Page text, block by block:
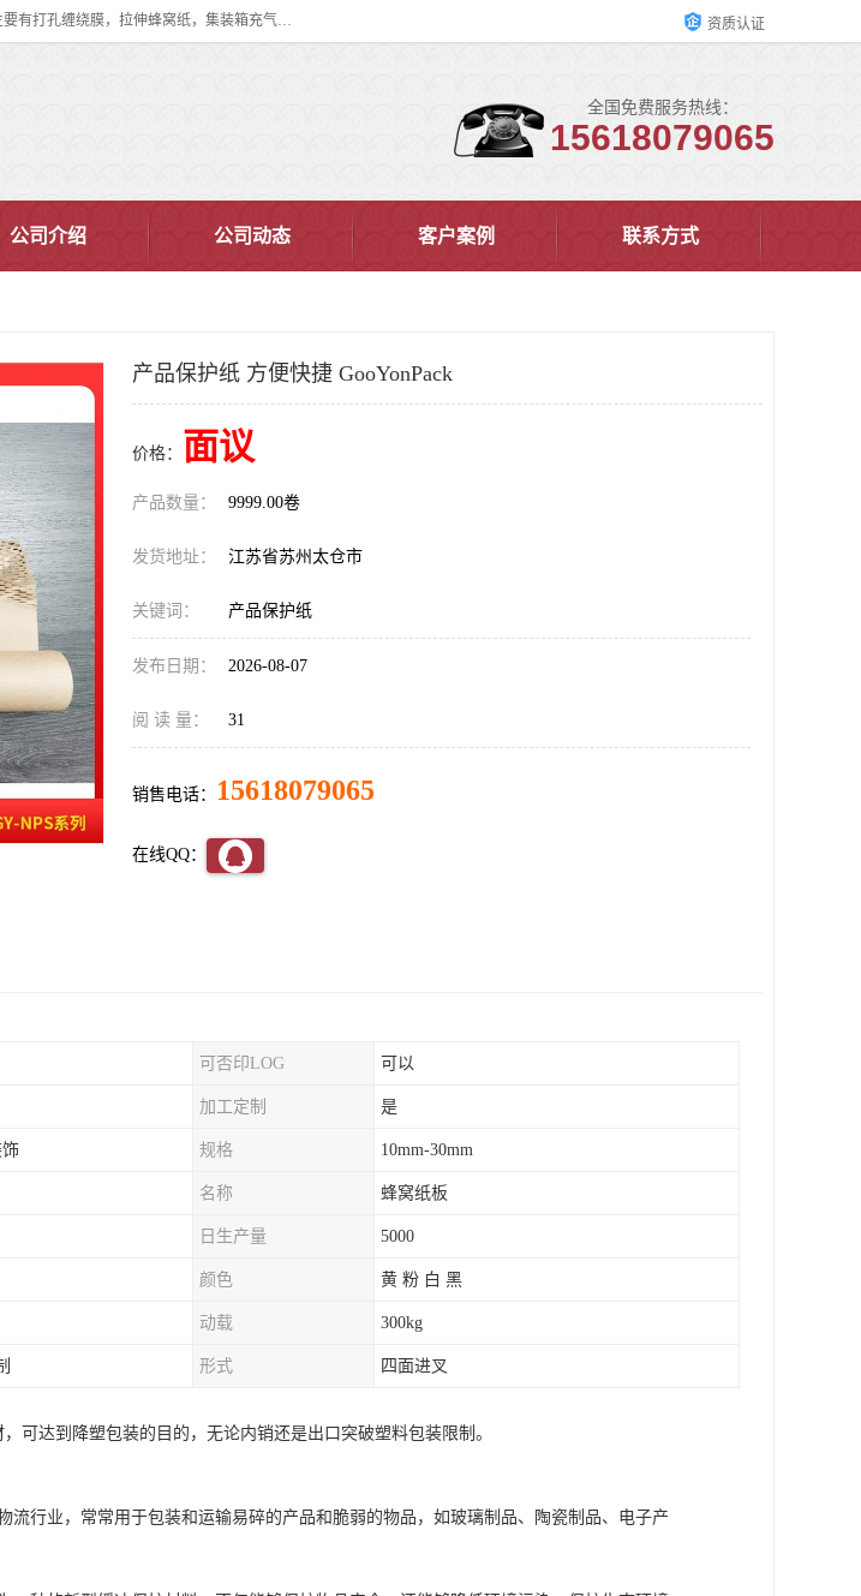
双忠包装材料（苏州）有限公司是上海双忠包装材料设立在苏州太仓的生产基地，占地约2万平米，产品主要有打孔缠绕膜，拉伸蜂窝纸，集装箱充气袋，滑托板，打包带，裹包网兜，防滑纸等箱体和托盘的运输和保护性包材。固永包材®，GooYon Pack®，是我们保护性包装材料的专属品牌。 资质认证
全国免费服务热线：
15618079065
公司介绍 公司动态 客户案例 联系方式
产品保护纸 方便快捷 GooYonPack
价格： 面议
产品数量： 9999.00卷
发货地址： 江苏省苏州太仓市
关键词： 产品保护纸
发布日期： 2026-08-07
阅 读 量： 31
销售电话： 15618079065
在线QQ：
可否印LOG 可以
加工定制 是
规格 10mm-30mm
名称 蜂窝纸板
日生产量 5000
颜色 黄 粉 白 黑
动载 300kg
形式 四面进叉
可达到降塑包装的目的，无论内销还是出口突破塑料包装限制。
流行业，常常用于包装和运输易碎的产品和脆弱的物品，如玻璃制品、陶瓷制品、电子产